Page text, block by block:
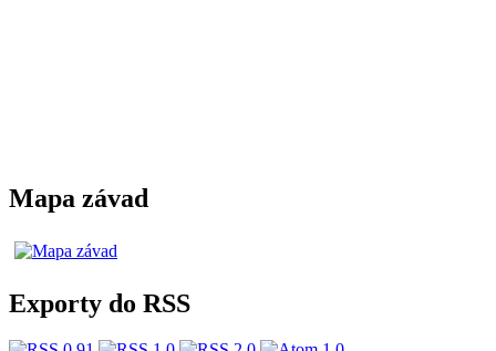
Mapa závad
Exporty do RSS